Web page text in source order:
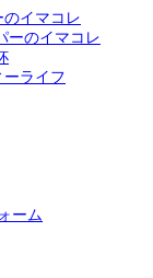
イマコレ
ーのイマコレ
ーライフ
ーム